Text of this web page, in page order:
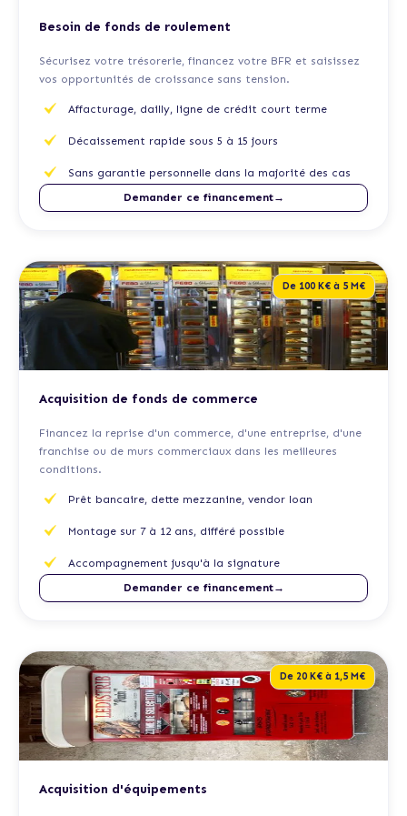
Besoin de fonds de roulement
Sécurisez votre trésorerie, financez votre BFR et saisissez
vos opportunités de croissance sans tension.
Affacturage, dailly, ligne de crédit court terme
Décaissement rapide sous 5 à 15 jours
Sans garantie personnelle dans la majorité des cas
Demander ce financement→
De 100 K€ à 5 M€
Acquisition de fonds de commerce
Financez la reprise d'un commerce, d'une entreprise, d'une
franchise ou de murs commerciaux dans les meilleures
conditions.
Prêt bancaire, dette mezzanine, vendor loan
Montage sur 7 à 12 ans, différé possible
Accompagnement jusqu'à la signature
Demander ce financement→
De 20 K€ à 1,5 M€
Acquisition d'équipements